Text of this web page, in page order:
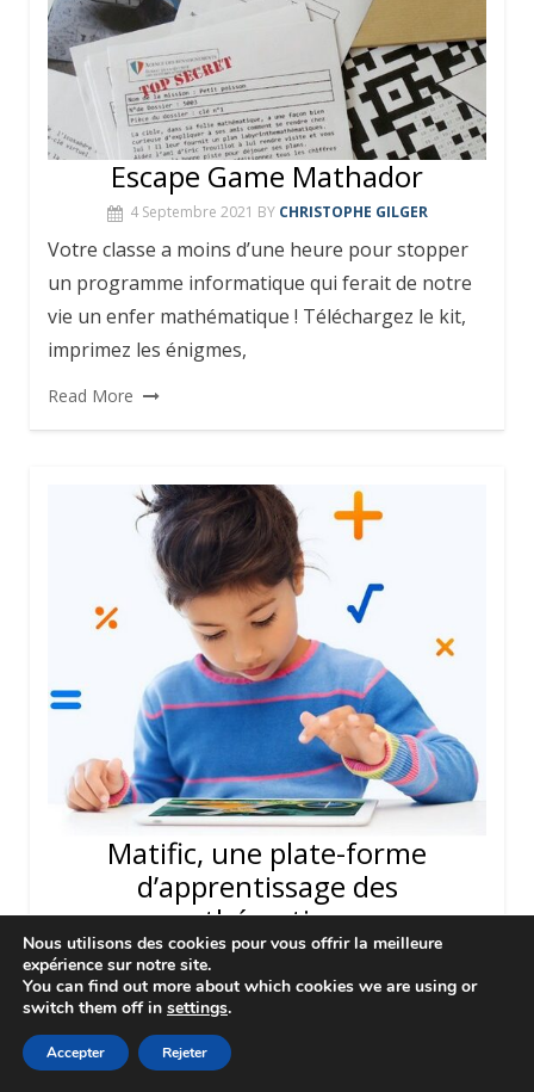
Escape Game Mathador
4 Septembre 2021 BY CHRISTOPHE GILGER
Votre classe a moins d’une heure pour stopper
un programme informatique qui ferait de notre
vie un enfer mathématique ! Téléchargez le kit,
imprimez les énigmes,
Read More
Matific, une plate-forme
d’apprentissage des
mathématiques
16 Août 2021 BYCHRISTOPHE GILGER
Une ressource mathématique numérique basée
maternelle à la 6ème Matific présente des
Nous utilisons des cookies pour vous offrir la meilleure
expérience sur notre site.
You can find out more about which cookies we are using or
switch them off in settings.
Accepter Rejeter